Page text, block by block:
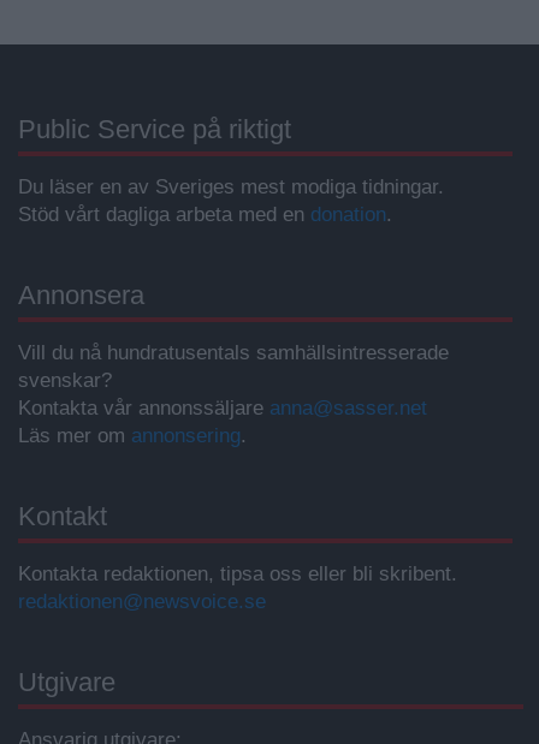
Public Service på riktigt
Du läser en av Sveriges mest modiga tidningar.
Stöd vårt dagliga arbeta med en donation.
Annonsera
Vill du nå hundratusentals samhällsintresserade
svenskar?
Kontakta vår annonssäljare anna@sasser.net
Läs mer om annonsering.
Kontakt
Kontakta redaktionen, tipsa oss eller bli skribent.
redaktionen@newsvoice.se
Utgivare